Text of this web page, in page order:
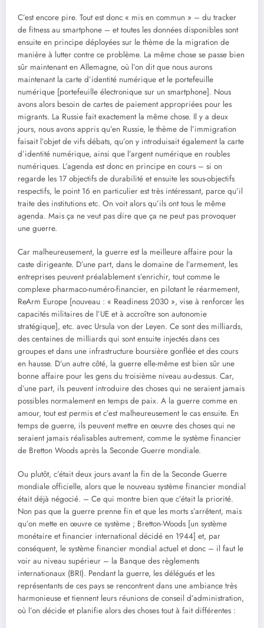
C’est encore pire. Tout est donc « mis en commun » – du tracker
de fitness au smartphone – et toutes les données disponibles sont
ensuite en principe déployées sur le thème de la migration de
manière à lutter contre ce problème. La même chose se passe bien
sûr maintenant en Allemagne, où l’on dit que nous aurons
maintenant la carte d’identité numérique et le portefeuille
numérique [portefeuille électronique sur un smartphone]. Nous
avons alors besoin de cartes de paiement appropriées pour les
migrants. La Russie fait exactement la même chose. Il y a deux
jours, nous avons appris qu’en Russie, le thème de l’immigration
faisait l’objet de vifs débats, qu’on y introduisait également la carte
d’identité numérique, ainsi que l’argent numérique en roubles
numériques. L’agenda est donc en principe en cours – si on
regarde les 17 objectifs de durabilité et ensuite les sous-objectifs
respectifs, le point 16 en particulier est très intéressant, parce qu’il
traite des institutions etc. On voit alors qu’ils ont tous le même
agenda. Mais ça ne veut pas dire que ça ne peut pas provoquer
une guerre.
Car malheureusement, la guerre est la meilleure affaire pour la
caste dirigeante. D’une part, dans le domaine de l’armement, les
entreprises peuvent préalablement s’enrichir, tout comme le
complexe pharmaco-numéro-financier, en pilotant le réarmement,
ReArm Europe [nouveau : « Readiness 2030 », vise à renforcer les
capacités militaires de l’UE et à accroître son autonomie
stratégique], etc. avec Ursula von der Leyen. Ce sont des milliards,
des centaines de milliards qui sont ensuite injectés dans ces
groupes et dans une infrastructure boursière gonflée et des cours
en hausse. D’un autre côté, la guerre elle-même est bien sûr une
bonne affaire pour les gens du troisième niveau au-dessus. Car,
d’une part, ils peuvent introduire des choses qui ne seraient jamais
possibles normalement en temps de paix. A la guerre comme en
amour, tout est permis et c’est malheureusement le cas ensuite. En
temps de guerre, ils peuvent mettre en œuvre des choses qui ne
seraient jamais réalisables autrement, comme le système financier
de Bretton Woods après la Seconde Guerre mondiale.
Ou plutôt, c’était deux jours avant la fin de la Seconde Guerre
mondiale officielle, alors que le nouveau système financier mondial
était déjà négocié. – Ce qui montre bien que c’était la priorité.
Non pas que la guerre prenne fin et que les morts s’arrêtent, mais
qu’on mette en œuvre ce système ; Bretton-Woods [un système
monétaire et financier international décidé en 1944] et, par
conséquent, le système financier mondial actuel et donc – il faut le
voir au niveau supérieur – la Banque des règlements
internationaux (BRI). Pendant la guerre, les délégués et les
représentants de ces pays se rencontrent dans une ambiance très
harmonieuse et tiennent leurs réunions de conseil d’administration,
où l’on décide et planifie alors des choses tout à fait différentes :